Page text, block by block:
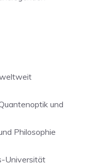
und
Philosophie
Universität